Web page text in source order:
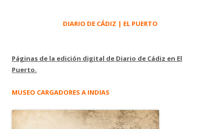
DIARIO DE CÁDIZ | EL PUERTO
Páginas de la edición digital de Diario de Cádiz en El
Puerto.
MUSEO CARGADORES A INDIAS